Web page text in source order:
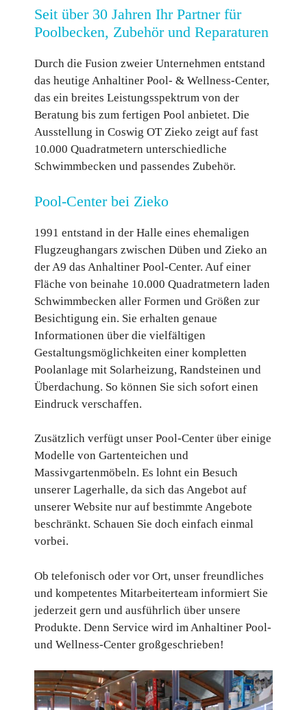
Seit über 30 Jahren Ihr Partner für
Poolbecken, Zubehör und Reparaturen
Durch die Fusion zweier Unternehmen entstand
das heutige Anhaltiner Pool- & Wellness-Center,
das ein breites Leistungsspektrum von der
Beratung bis zum fertigen Pool anbietet. Die
Ausstellung in Coswig OT Zieko zeigt auf fast
10.000 Quadratmetern unterschiedliche
Schwimmbecken und passendes Zubehör.
Pool-Center bei Zieko
1991 entstand in der Halle eines ehemaligen
Flugzeughangars zwischen Düben und Zieko an
der A9 das Anhaltiner Pool-Center. Auf einer
Fläche von beinahe 10.000 Quadratmetern laden
Schwimmbecken aller Formen und Größen zur
Besichtigung ein. Sie erhalten genaue
Informationen über die vielfältigen
Gestaltungsmöglichkeiten einer kompletten
Poolanlage mit Solarheizung, Randsteinen und
Überdachung. So können Sie sich sofort einen
Eindruck verschaffen.
Zusätzlich verfügt unser Pool-Center über einige
Modelle von Gartenteichen und
Massivgartenmöbeln. Es lohnt ein Besuch
unserer Lagerhalle, da sich das Angebot auf
unserer Website nur auf bestimmte Angebote
beschränkt. Schauen Sie doch einfach einmal
vorbei.
Ob telefonisch oder vor Ort, unser freundliches
und kompetentes Mitarbeiterteam informiert Sie
jederzeit gern und ausführlich über unsere
Produkte. Denn Service wird im Anhaltiner Pool-
und Wellness-Center großgeschrieben!